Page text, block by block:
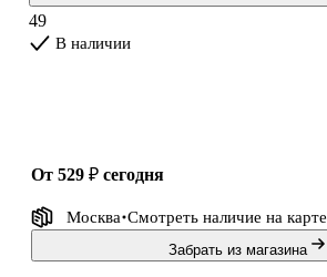
любопытство и воображение ребенка.
49
В наличии
от 529 ₽ сегодня
Москва Смотреть наличие на карте
Забрать из магазина